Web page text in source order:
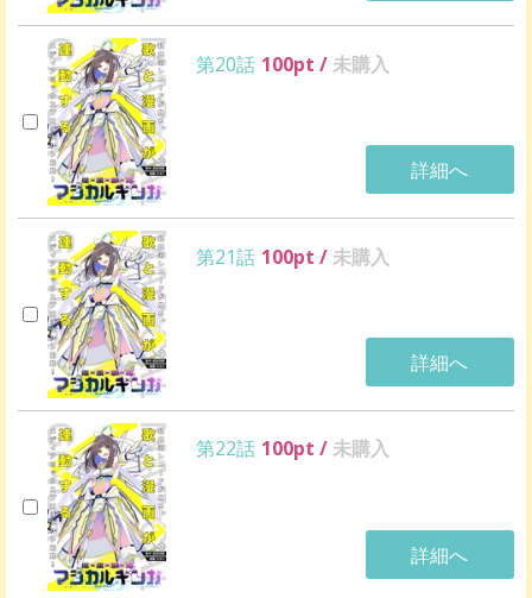
第20話 100pt /未購入
詳細へ
第21話 100pt /未購入
詳細へ
第22話 100pt /未購入
詳細へ